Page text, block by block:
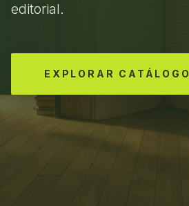
editorial.
EXPLORAR CATÁLOGO